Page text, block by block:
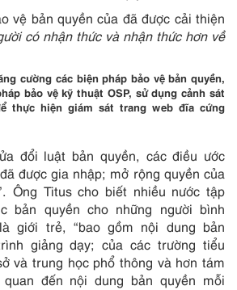
vệ bản quyền của đã được cải thiện
có nhận thức và nhận thức hơn về
cường các biện pháp bảo vệ bản quyền,
bảo vệ kỹ thuật OSP, sử dụng cảnh sát
thực hiện giám sát trang web đĩa cứng
đổi luật bản quyền, các điều ước
được gia nhập; mở rộng quyền của
Ông Titus cho biết nhiều nước tập
bản quyền cho những người bình
giới trẻ, “bao gồm nội dung bản
giảng dạy; của các trường tiểu
và trung học phổ thông và hơn tám
đến nội dung bản quyền mỗi